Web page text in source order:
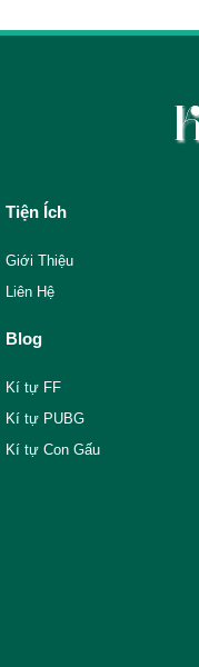
Tiện Ích
Giới Thiệu
Liên Hệ
Blog
Kí tự FF
Kí tự PUBG
Kí tự Con Gấu